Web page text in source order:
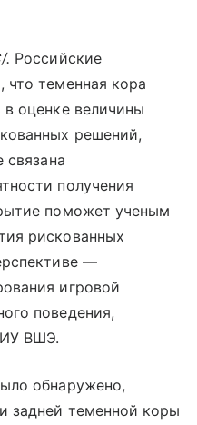
. Российские
что теменная кора
оценке величины
решений,
связана
получения
поможет ученым
рискованных
—
игровой
поведения,
ВШЭ.
обнаружено,
задней теменной коры